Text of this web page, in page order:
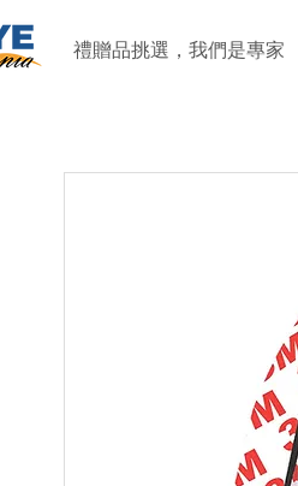
禮贈品挑選，我們是專家